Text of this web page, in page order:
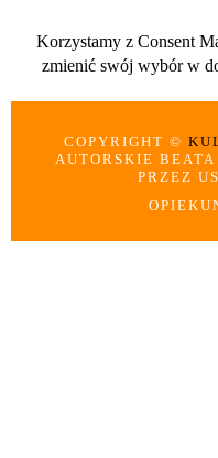
Korzystamy z Consent
zmienić swój wybór w
COPYRIGHT ©
AUTORSKIE
PRZEZ